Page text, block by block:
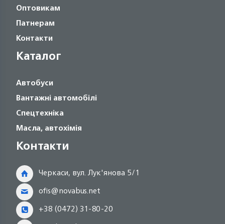
Оптовикам
Патнерам
Контакти
Каталог
Автобуси
Вантажні автомобілі
Спецтехніка
Масла, автохімія
Контакти
Черкаси, вул. Лук'янова 5/1
ofis@novabus.net
+38 (0472) 31-80-20